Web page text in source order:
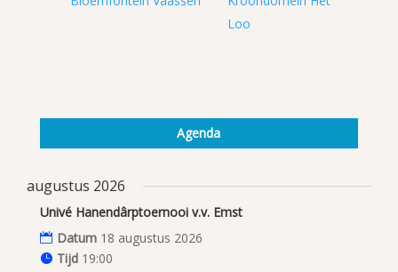
Loo
Agenda
augustus 2026
Univé Hanendârptoernooi v.v. Emst
Datum 18 augustus 2026
Tijd 19:00